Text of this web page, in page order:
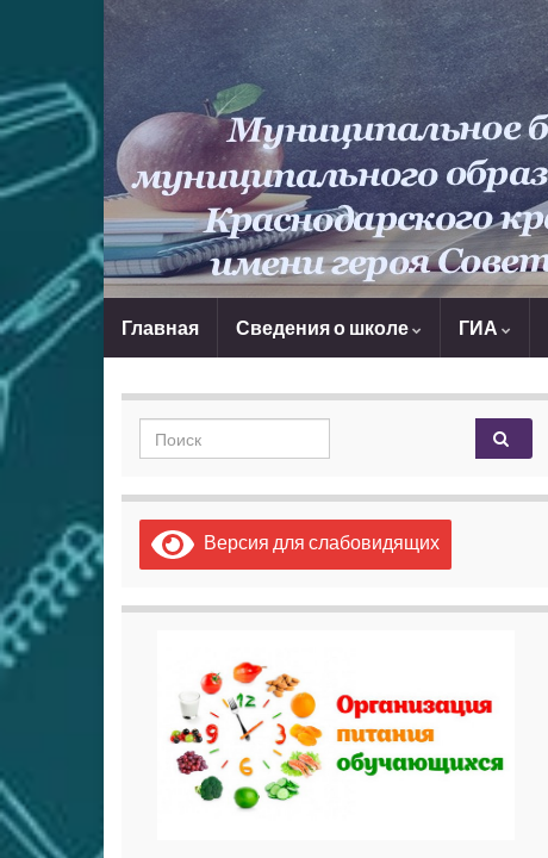
Главная Сведения о школе ГИА
Search for:
Версия для слабовидящих